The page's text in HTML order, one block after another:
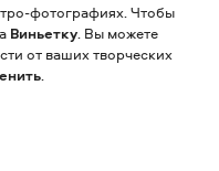
фотографиях. Чтобы
Виньетку . Вы можете
от ваших творческих